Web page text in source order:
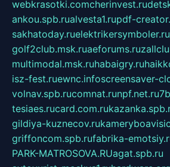
webkrasotki.comcherinvest.ru
ankou.spb.rualvesta1.rupdf-
sakhatoday.ruelektrikersymboler.ru
golf2club.msk.ruaeforums.ru
multimodal.msk.ruhabaigry.ru
isz-fest.ruewnc.infoscreensaver-
volnav.spb.rucomnat.runpf.net.ru
tesiaes.rucard.com.ru
gildiya-kuznecov.ru
griffoncom.spb.rufabrika-
PARK-MATROSOVA.RUagat.spb.ru